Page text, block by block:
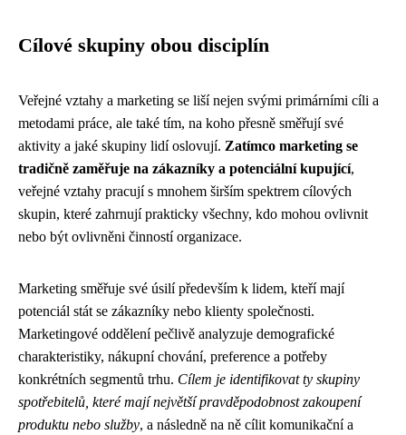
Cílové skupiny obou disciplín
Veřejné vztahy a marketing se liší nejen svými primárními cíli a
metodami práce, ale také tím, na koho přesně směřují své
aktivity a jaké skupiny lidí oslovují. Zatímco marketing se
tradičně zaměřuje na zákazníky a potenciální kupující,
veřejné vztahy pracují s mnohem širším spektrem cílových
skupin, které zahrnují prakticky všechny, kdo mohou ovlivnit
nebo být ovlivněni činností organizace.
Marketing směřuje své úsilí především k lidem, kteří mají
potenciál stát se zákazníky nebo klienty společnosti.
Marketingové oddělení pečlivě analyzuje demografické
charakteristiky, nákupní chování, preference a potřeby
konkrétních segmentů trhu. Cílem je identifikovat ty skupiny
spotřebitelů, které mají největší pravděpodobnost zakoupení
produktu nebo služby, a následně na ně cílit komunikační a